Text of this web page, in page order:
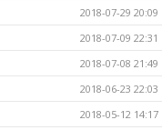
2018-07-29 20:09
2018-07-09 22:31
2018-07-08 21:49
2018-06-23 22:03
2018-05-12 14:17